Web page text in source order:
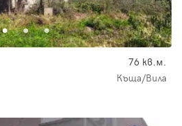
76 кв.м.
Къща/Вила